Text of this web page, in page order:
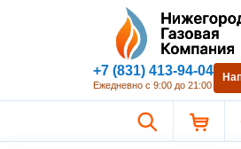
+7 (831) 413-94-04
Ежедневно с 9:00 до 21:00